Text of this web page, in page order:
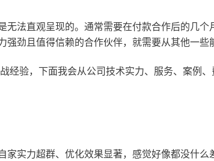
法直观呈现的。通常需要在付款合作后的几个
劲且值得信赖的合作伙伴，就需要从其他一些
验，下面我会从公司技术实力、服务、案例
实力超群、优化效果显著，感觉好像都没什